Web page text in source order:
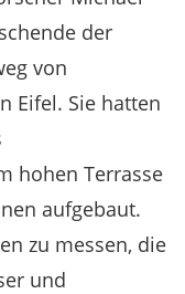
der
von
Eifel. Sie hatten
hohen Terrasse
aufgebaut.
zu messen, die
und